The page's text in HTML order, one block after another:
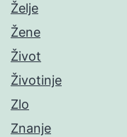
Želje
Žene
Život
Životinje
Zlo
Znanje